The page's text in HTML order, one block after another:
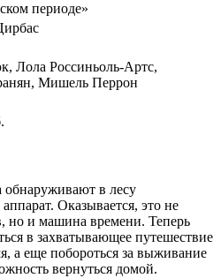
периоде»
Лола Россиньоль-Артс,
Мишель Перрон
в лесу
Оказывается, это не
но и машина времени. Теперь
в захватывающее путешествие
а еще побороться за выживание
вернуться домой.